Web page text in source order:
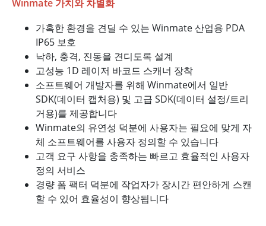
Winmate 가치와 차별화
가혹한 환경을 견딜 수 있는 Winmate 산업용 PDA
IP65 보호
낙하, 충격, 진동을 견디도록 설계
고성능 1D 레이저 바코드 스캐너 장착
소프트웨어 개발자를 위해 Winmate에서 일반
SDK(데이터 캡처용) 및 고급 SDK(데이터 설정/트리
거용)를 제공합니다
Winmate의 유연성 덕분에 사용자는 필요에 맞게 자
체 소프트웨어를 사용자 정의할 수 있습니다
고객 요구 사항을 충족하는 빠르고 효율적인 사용자
정의 서비스
경량 폼 팩터 덕분에 작업자가 장시간 편안하게 스캔
할 수 있어 효율성이 향상됩니다